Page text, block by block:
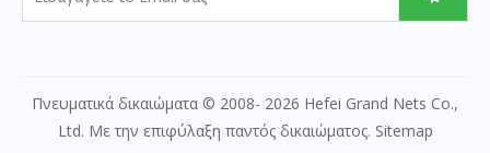
Πνευματικά δικαιώματα © 2008- 2026 Hefei Grand Nets Co.,
Ltd. Με την επιφύλαξη παντός δικαιώματος. Sitemap